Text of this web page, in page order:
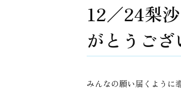
12／24梨
がとうござ
みんなの願い届くように